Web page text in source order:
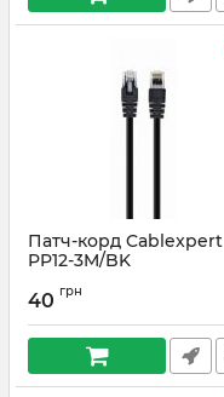
Патч-корд Cablexpert
PP12-3M/BK
40 грн